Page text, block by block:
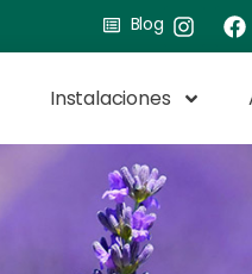
Blog
Instalaciones